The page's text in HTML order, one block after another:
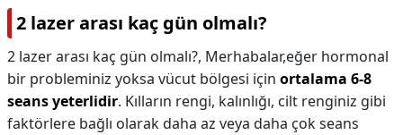
2 lazer arası kaç gün olmalı?
2 lazer arası kaç gün olmalı?, Merhabalar,eğer hormonal
bir probleminiz yoksa vücut bölgesi için ortalama 6-8
seans yeterlidir. Kılların rengi, kalınlığı, cilt renginiz gibi
faktörlere bağlı olarak daha az veya daha çok seans